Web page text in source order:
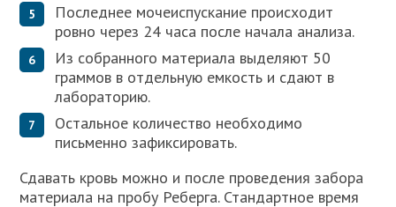
Последнее мочеиспускание происходит
ровно через 24 часа после начала анализа.
Из собранного материала выделяют 50
граммов в отдельную емкость и сдают в
лабораторию.
Остальное количество необходимо
письменно зафиксировать.
Сдавать кровь можно и после проведения забора
материала на пробу Реберга. Стандартное время